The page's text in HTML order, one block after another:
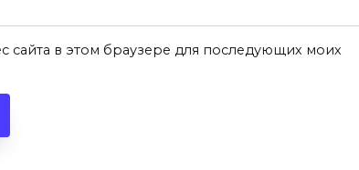
сайта в этом браузере для последующих моих